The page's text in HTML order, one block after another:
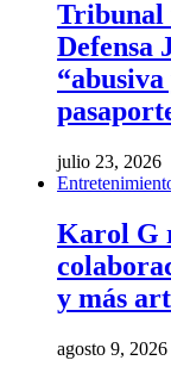
Tribunal
Defensa
julio 23, 2026
Karol G
y más
agosto 9, 2026